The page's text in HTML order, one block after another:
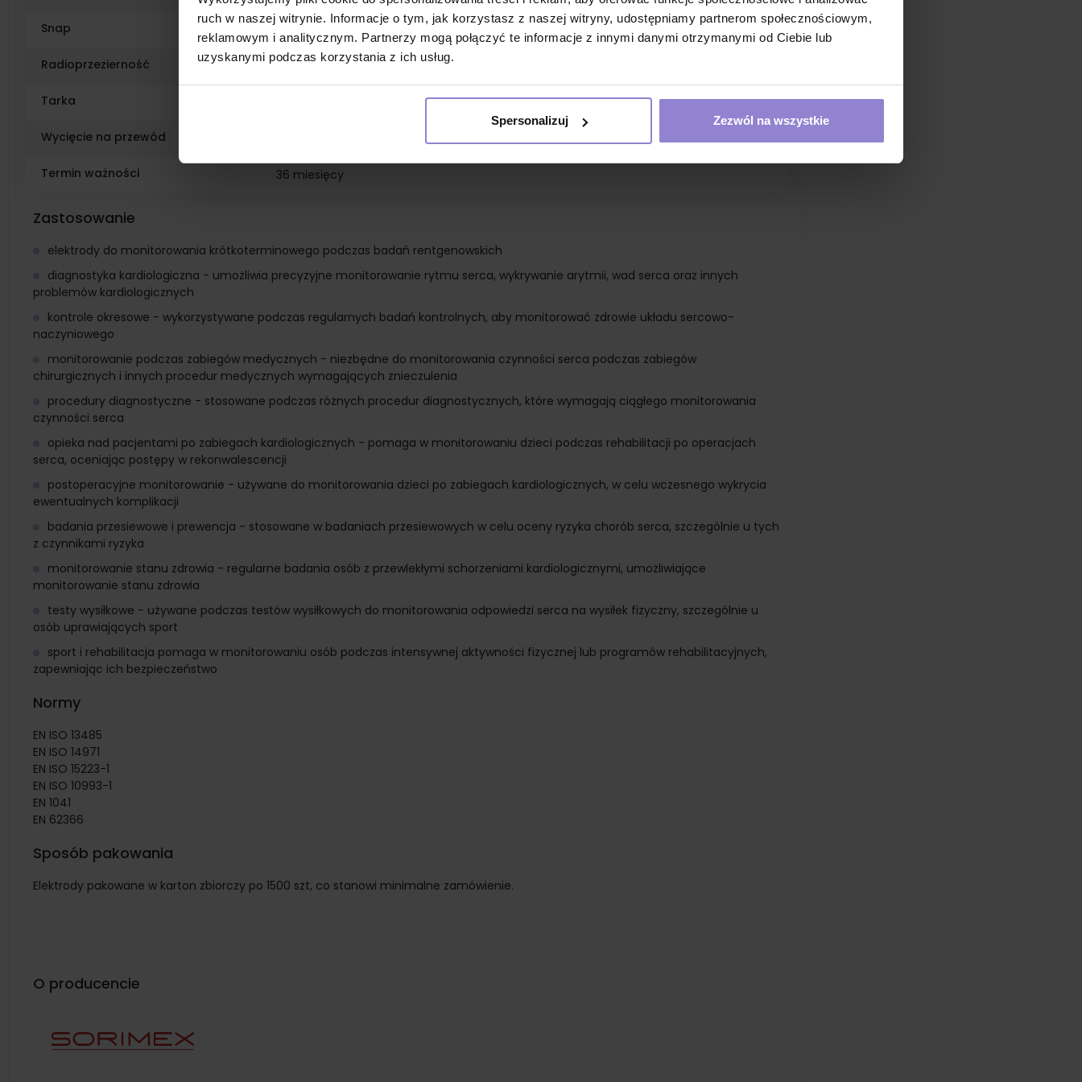
ruch w naszej witrynie. Informacje o tym, jak korzystasz z naszej witryny, udostępniamy partnerom społecznościowym,
reklamowym i analitycznym. Partnerzy mogą połączyć te informacje z innymi danymi otrzymanymi od Ciebie lub
uzyskanymi podczas korzystania z ich usług.
Spersonalizuj Zezwól na wszystkie
Snap ABS wypełniony włóknem węglowym 40%
Radioprzezierność tak
Tarka
Wycięcie na przewód
Termin ważności 36 miesięcy
Zastosowanie
elektrody do monitorowania krótkoterminowego podczas badań rentgenowskich
diagnostyka kardiologiczna - umożliwia precyzyjne monitorowanie rytmu serca, wykrywanie arytmii, wad serca oraz innych
problemów kardiologicznych
kontrole okresowe - wykorzystywane podczas regularnych badań kontrolnych, aby monitorować zdrowie układu sercowo-
naczyniowego
monitorowanie podczas zabiegów medycznych - niezbędne do monitorowania czynności serca podczas zabiegów
chirurgicznych i innych procedur medycznych wymagających znieczulenia
procedury diagnostyczne - stosowane podczas różnych procedur diagnostycznych, które wymagają ciągłego monitorowania
czynności serca
opieka nad pacjentami po zabiegach kardiologicznych - pomaga w monitorowaniu dzieci podczas rehabilitacji po operacjach
serca, oceniając postępy w rekonwalescencji
postoperacyjne monitorowanie - używane do monitorowania dzieci po zabiegach kardiologicznych, w celu wczesnego wykrycia
ewentualnych komplikacji
badania przesiewowe i prewencja - stosowane w badaniach przesiewowych w celu oceny ryzyka chorób serca, szczególnie u tych
z czynnikami ryzyka
monitorowanie stanu zdrowia - regularne badania osób z przewlekłymi schorzeniami kardiologicznymi, umożliwiające
monitorowanie stanu zdrowia
testy wysiłkowe - używane podczas testów wysiłkowych do monitorowania odpowiedzi serca na wysiłek fizyczny, szczególnie u
osób uprawiających sport
sport i rehabilitacja pomaga w monitorowaniu osób podczas intensywnej aktywności fizycznej lub programów rehabilitacyjnych,
zapewniając ich bezpieczeństwo
Normy
EN ISO 13485
EN ISO 14971
EN ISO 15223-1
EN ISO 10993-1
EN 1041
EN 62366
Sposób pakowania
Elektrody pakowane w karton zbiorczy po 1500 szt, co stanowi minimalne zamówienie.
O producencie